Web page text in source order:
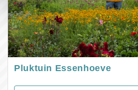
Pluktuin Essenhoeve